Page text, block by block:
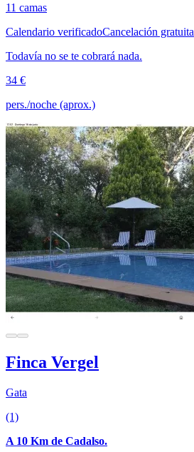
11 camas
Calendario verificadoCancelación gratuita
Todavía no se te cobrará nada.
34 €
pers./noche (aprox.)
Finca Vergel
Gata
(1)
A 10 Km de Cadalso.